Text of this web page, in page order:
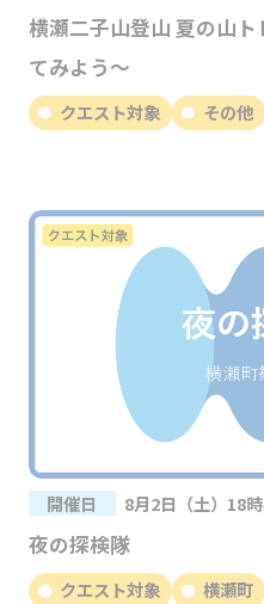
横瀬二子山登山 夏の山
てみよう～
クエスト対象 その他
開催日 8月2日（土）18
夜の探検隊
クエスト対象 横瀬町